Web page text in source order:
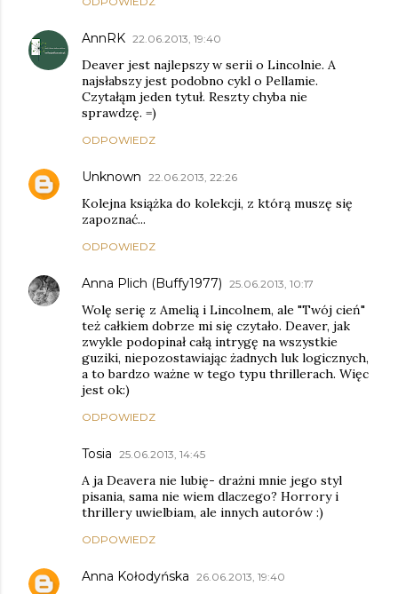
AnnRK 22.06.2013, 19:40
Deaver jest najlepszy w serii o Lincolnie. A
najsłabszy jest podobno cykl o Pellamie.
Czytałąm jeden tytuł. Reszty chyba nie
sprawdzę. =)
ODPOWIEDZ
Unknown 22.06.2013, 22:26
Kolejna książka do kolekcji, z którą muszę się
zapoznać...
ODPOWIEDZ
Anna Plich (Buffy1977) 25.06.2013, 10:17
Wolę serię z Amelią i Lincolnem, ale "Twój cień"
też całkiem dobrze mi się czytało. Deaver, jak
zwykle podopinał całą intrygę na wszystkie
guziki, niepozostawiając żadnych luk logicznych,
a to bardzo ważne w tego typu thrillerach. Więc
jest ok:)
ODPOWIEDZ
Tosia 25.06.2013, 14:45
A ja Deavera nie lubię- drażni mnie jego styl
pisania, sama nie wiem dlaczego? Horrory i
thrillery uwielbiam, ale innych autorów :)
ODPOWIEDZ
Anna Kołodyńska 26.06.2013, 19:40